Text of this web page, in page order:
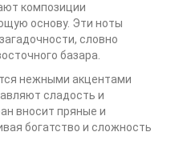
композиции
основу. Эти ноты
словно
базара.
нежными акцентами
сладость и
вносит пряные и
богатство и сложность